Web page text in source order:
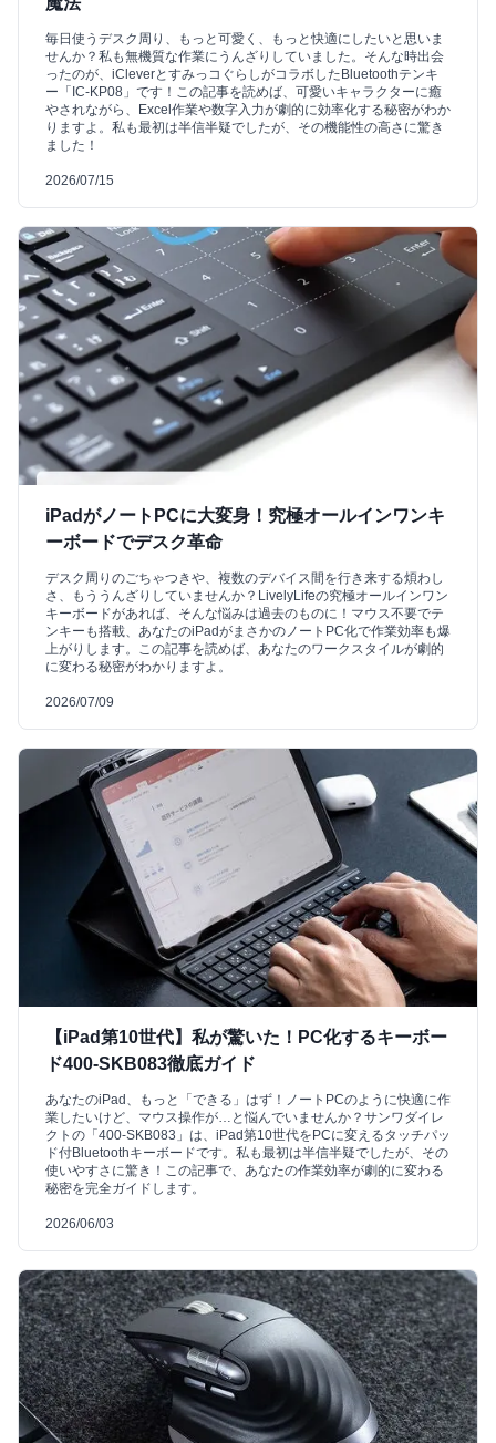
毎日使うデスク周り、もっと可愛く、もっと快適にしたいと思いま
せんか？私も無機質な作業にうんざりしていました。そんな時出会
ったのが、iCleverとすみっコぐらしがコラボしたBluetoothテンキ
ー「IC-KP08」です！この記事を読めば、可愛いキャラクターに癒
やされながら、Excel作業や数字入力が劇的に効率化する秘密がわか
りますよ。私も最初は半信半疑でしたが、その機能性の高さに驚き
ました！
2026/07/15
iPadがノートPCに大変身！究極オールインワンキ
ーボードでデスク革命
デスク周りのごちゃつきや、複数のデバイス間を行き来する煩わし
さ、もううんざりしていませんか？LivelyLifeの究極オールインワン
キーボードがあれば、そんな悩みは過去のものに！マウス不要でテ
ンキーも搭載、あなたのiPadがまさかのノートPC化で作業効率も爆
上がりします。この記事を読めば、あなたのワークスタイルが劇的
に変わる秘密がわかりますよ。
2026/07/09
【iPad第10世代】私が驚いた！PC化するキーボー
ド400-SKB083徹底ガイド
あなたのiPad、もっと「できる」はず！ノートPCのように快適に作
業したいけど、マウス操作が…と悩んでいませんか？サンワダイレ
クトの「400-SKB083」は、iPad第10世代をPCに変えるタッチパッ
ド付Bluetoothキーボードです。私も最初は半信半疑でしたが、その
使いやすさに驚き！この記事で、あなたの作業効率が劇的に変わる
秘密を完全ガイドします。
2026/06/03